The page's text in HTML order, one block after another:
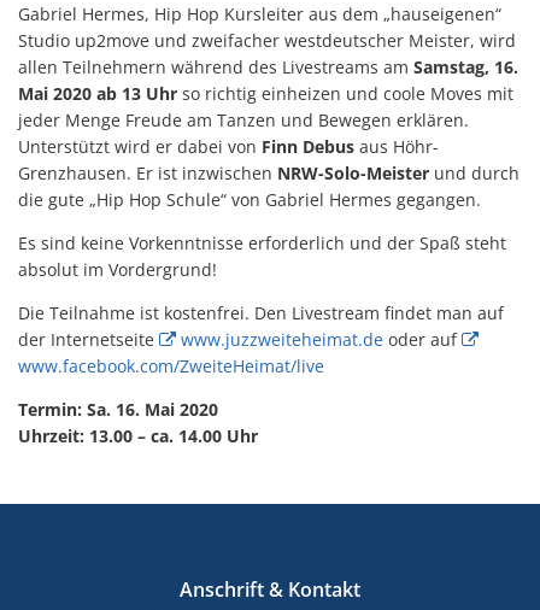
Gabriel Hermes, Hip Hop Kursleiter aus dem „hauseigenen“
Studio up2move und zweifacher westdeutscher Meister, wird
allen Teilnehmern während des Livestreams am Samstag, 16.
Mai 2020 ab 13 Uhr so richtig einheizen und coole Moves mit
jeder Menge Freude am Tanzen und Bewegen erklären.
Unterstützt wird er dabei von Finn Debus aus Höhr-
Grenzhausen. Er ist inzwischen NRW-Solo-Meister und durch
die gute „Hip Hop Schule“ von Gabriel Hermes gegangen.
Es sind keine Vorkenntnisse erforderlich und der Spaß steht
absolut im Vordergrund!
Die Teilnahme ist kostenfrei. Den Livestream findet man auf
der Internetseite
www.juzzweiteheimat.deoder auf
www.facebook.com/ZweiteHeimat/live
Termin: Sa. 16. Mai 2020
Uhrzeit: 13.00 – ca. 14.00 Uhr
Anschrift & Kontakt